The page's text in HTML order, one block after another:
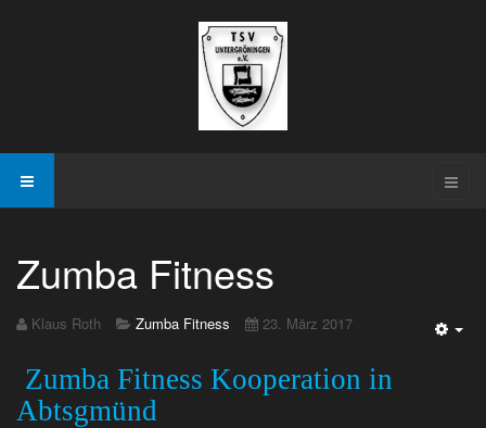
Zumba Fitness
Klaus Roth Zumba Fitness 23. März 2017
Zumba Fitness Kooperation in
Abtsgmünd